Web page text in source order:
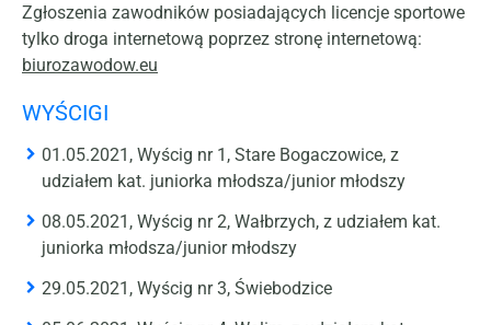
Zgłoszenia zawodników posiadających licencje sportowe
tylko droga internetową poprzez stronę internetową:
biurozawodow.eu
WYŚCIGI
01.05.2021, Wyścig nr 1, Stare Bogaczowice, z
udziałem kat. juniorka młodsza/junior młodszy
08.05.2021, Wyścig nr 2, Wałbrzych, z udziałem kat.
juniorka młodsza/junior młodszy
29.05.2021, Wyścig nr 3, Świebodzice